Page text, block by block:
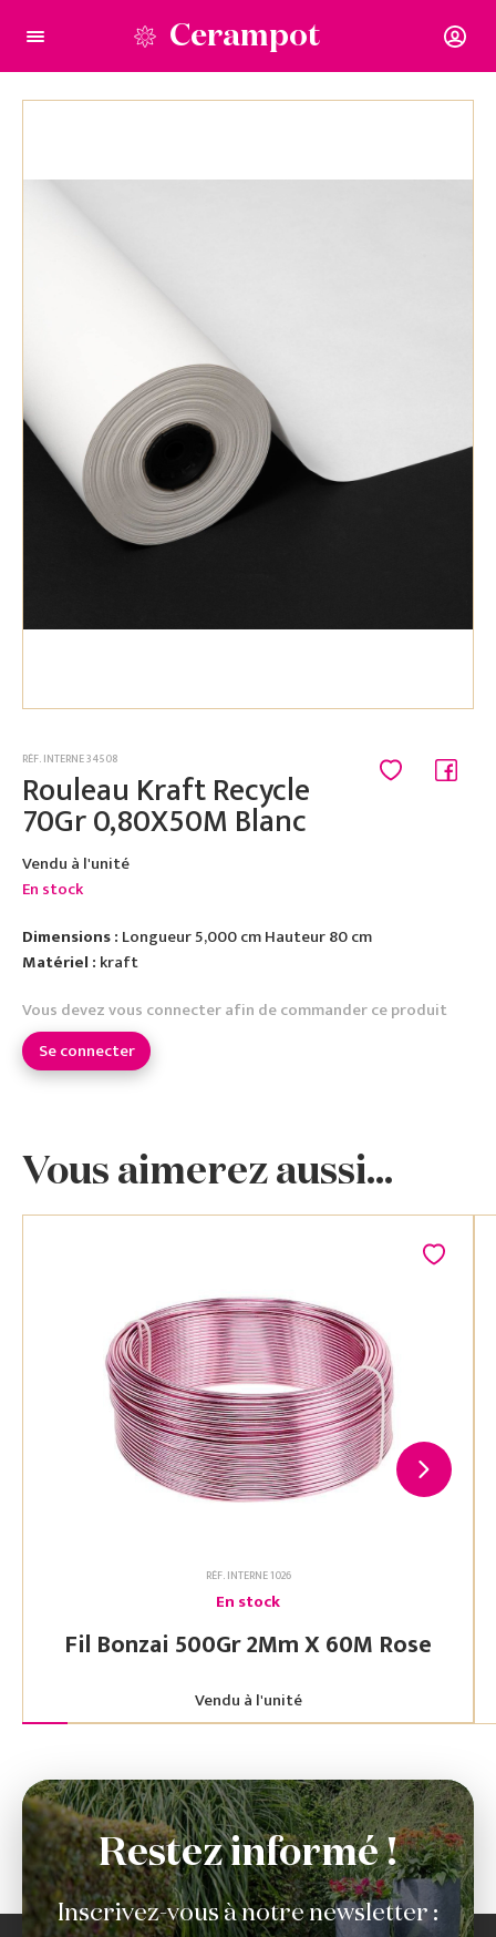
Cerampot
RÉF. INTERNE 34508
Rouleau Kraft Recycle
70Gr 0,80X50M Blanc
Vendu à l'unité
En stock
Dimensions : Longueur 5,000 cm Hauteur 80 cm
Matériel : kraft
Vous devez vous connecter afin de commander ce produit
Se connecter
Vous aimerez aussi...
RÉF. INTERNE 1026
En stock
Fil Bonzai 500Gr 2Mm X 60M Rose
Vendu à l'unité
Restez informé !
Inscrivez-vous à notre newsletter :